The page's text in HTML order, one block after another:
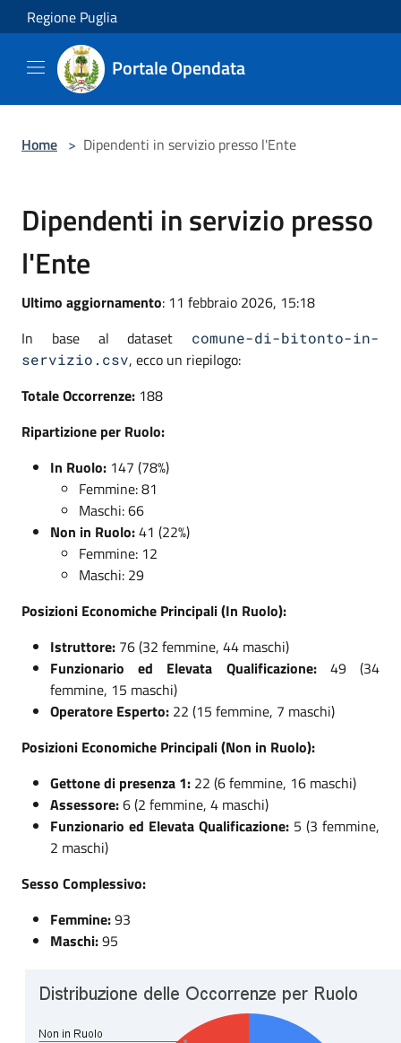
Salta al contenuto principale
Regione Puglia
Portale Opendata
Home > Dipendenti in servizio presso l'Ente
Dipendenti in servizio presso
l'Ente
Ultimo aggiornamento: 11 febbraio 2026, 15:18
In base al dataset
comune-di-bitonto-in-
servizio.csv, ecco un riepilogo:
Totale Occorrenze: 188
Ripartizione per Ruolo:
In Ruolo: 147 (78%)
Femmine: 81
Maschi: 66
Non in Ruolo:41 (22%)
Femmine: 12
Maschi: 29
Posizioni Economiche Principali (In Ruolo):
Istruttore: 76 (32 femmine, 44 maschi)
Funzionario ed Elevata Qualificazione:49 (34
femmine, 15 maschi)
Operatore Esperto: 22 (15 femmine, 7 maschi)
Posizioni Economiche Principali (Non in Ruolo):
Gettone di presenza 1: 22 (6 femmine, 16 maschi)
Assessore:6 (2 femmine, 4 maschi)
Funzionario ed Elevata Qualificazione: 5 (3 femmine,
2 maschi)
Sesso Complessivo:
Femmine:93
Maschi:95